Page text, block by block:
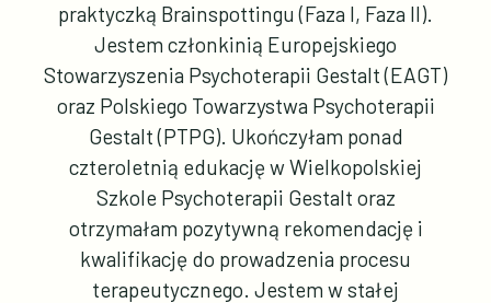
praktyczką Brainspottingu (Faza I, Faza II).
Jestem członkinią Europejskiego
Stowarzyszenia Psychoterapii Gestalt (EAGT)
oraz Polskiego Towarzystwa Psychoterapii
Gestalt (PTPG). Ukończyłam ponad
czteroletnią edukację w Wielkopolskiej
Szkole Psychoterapii Gestalt oraz
otrzymałam pozytywną rekomendację i
kwalifikację do prowadzenia procesu
terapeutycznego. Jestem w stałej